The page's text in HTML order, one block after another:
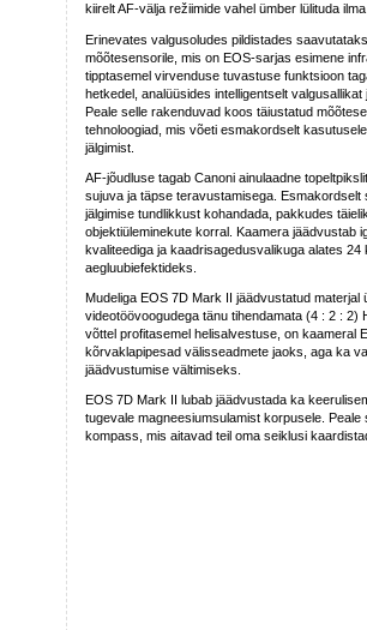
kiirelt AF-välja režiimide vahel ümber lülituda
Erinevates valgusoludes pildistades
mõõtesensorile, mis on EOS-sarjas esimene
tipptasemel virvenduse tuvastuse funktsioon
hetkedel, analüüsides intelligentselt
Peale selle rakenduvad koos täiustatud
tehnoloogiad, mis võeti esmakordselt
jälgimist.
AF-jõudluse tagab Canoni ainulaadne
sujuva ja täpse teravustamisega.
jälgimise tundlikkust kohandada, pakkudes
objektiüleminekute korral. Kaamera jäädvustab
kvaliteediga ja kaadrisagedusvalikuga alates
aegluubiefektideks.
Mudeliga EOS 7D Mark II jäädvustatud
videotöövoogudega tänu tihendamata (4 : 2 :
võttel profitasemel helisalvestuse, on kaameral
kõrvaklapipesad välisseadmete jaoks, aga ka
jäädvustumise vältimiseks.
EOS 7D Mark II lubab jäädvustada ka
tugevale magneesiumsulamist korpusele.
kompass, mis aitavad teil oma seiklusi